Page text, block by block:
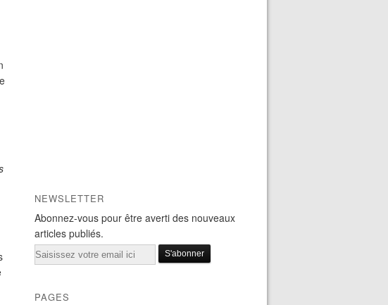
NEWSLETTER
Abonnez-vous pour être averti des nouveaux
articles publiés.
Email
PAGES